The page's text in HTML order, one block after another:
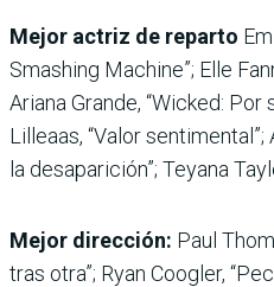
Mejor actriz de reparto
Smashing Machine”; Elle
Ariana Grande, “Wicked:
Lilleaas, “Valor
la desaparición”; Teyana
Mejor dirección: Paul
tras otra”; Ryan Coogler,